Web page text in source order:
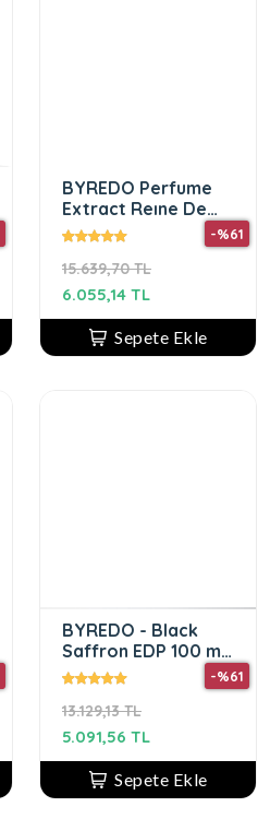
BYREDO Perfume
Extract Reıne De
Nuıt 100 ML UNİSEX
15.639,70 TL
-%61
6.055,14 TL
Sepete Ekle
BYREDO - Black
Saffron EDP 100 ml
Unisex Parfüm
13.129,13 TL
-%61
5.091,56 TL
Sepete Ekle